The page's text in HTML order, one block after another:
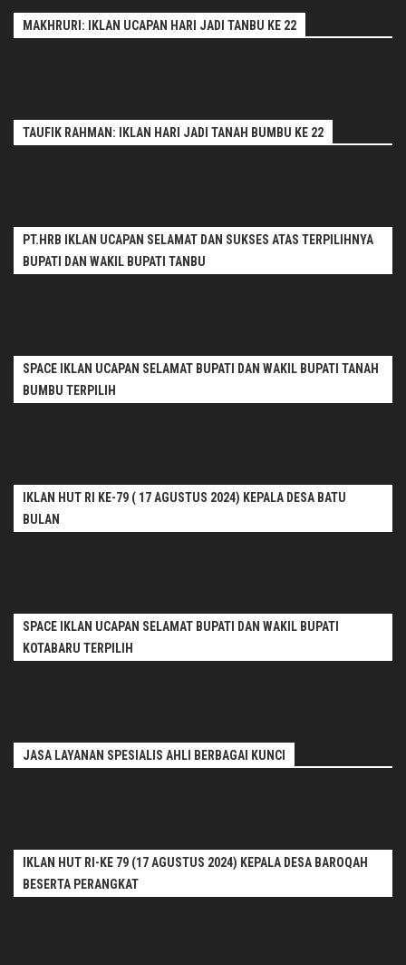
MAKHRURI: IKLAN UCAPAN HARI JADI TANBU KE 22
TAUFIK RAHMAN: IKLAN HARI JADI TANAH BUMBU KE 22
PT.HRB IKLAN UCAPAN SELAMAT DAN SUKSES ATAS TERPILIHNYA
BUPATI DAN WAKIL BUPATI TANBU
SPACE IKLAN UCAPAN SELAMAT BUPATI DAN WAKIL BUPATI TANAH
BUMBU TERPILIH
IKLAN HUT RI KE-79 ( 17 AGUSTUS 2024) KEPALA DESA BATU
BULAN
SPACE IKLAN UCAPAN SELAMAT BUPATI DAN WAKIL BUPATI
KOTABARU TERPILIH
JASA LAYANAN SPESIALIS AHLI BERBAGAI KUNCI
IKLAN HUT RI-KE 79 (17 AGUSTUS 2024) KEPALA DESA BAROQAH
BESERTA PERANGKAT